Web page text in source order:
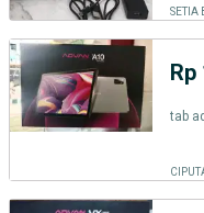
SETIA
Rp
tab